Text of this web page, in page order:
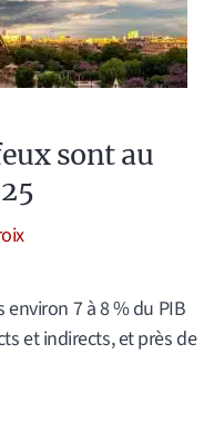
sont au
7 à 8 % du PIB
et indirects, et près de